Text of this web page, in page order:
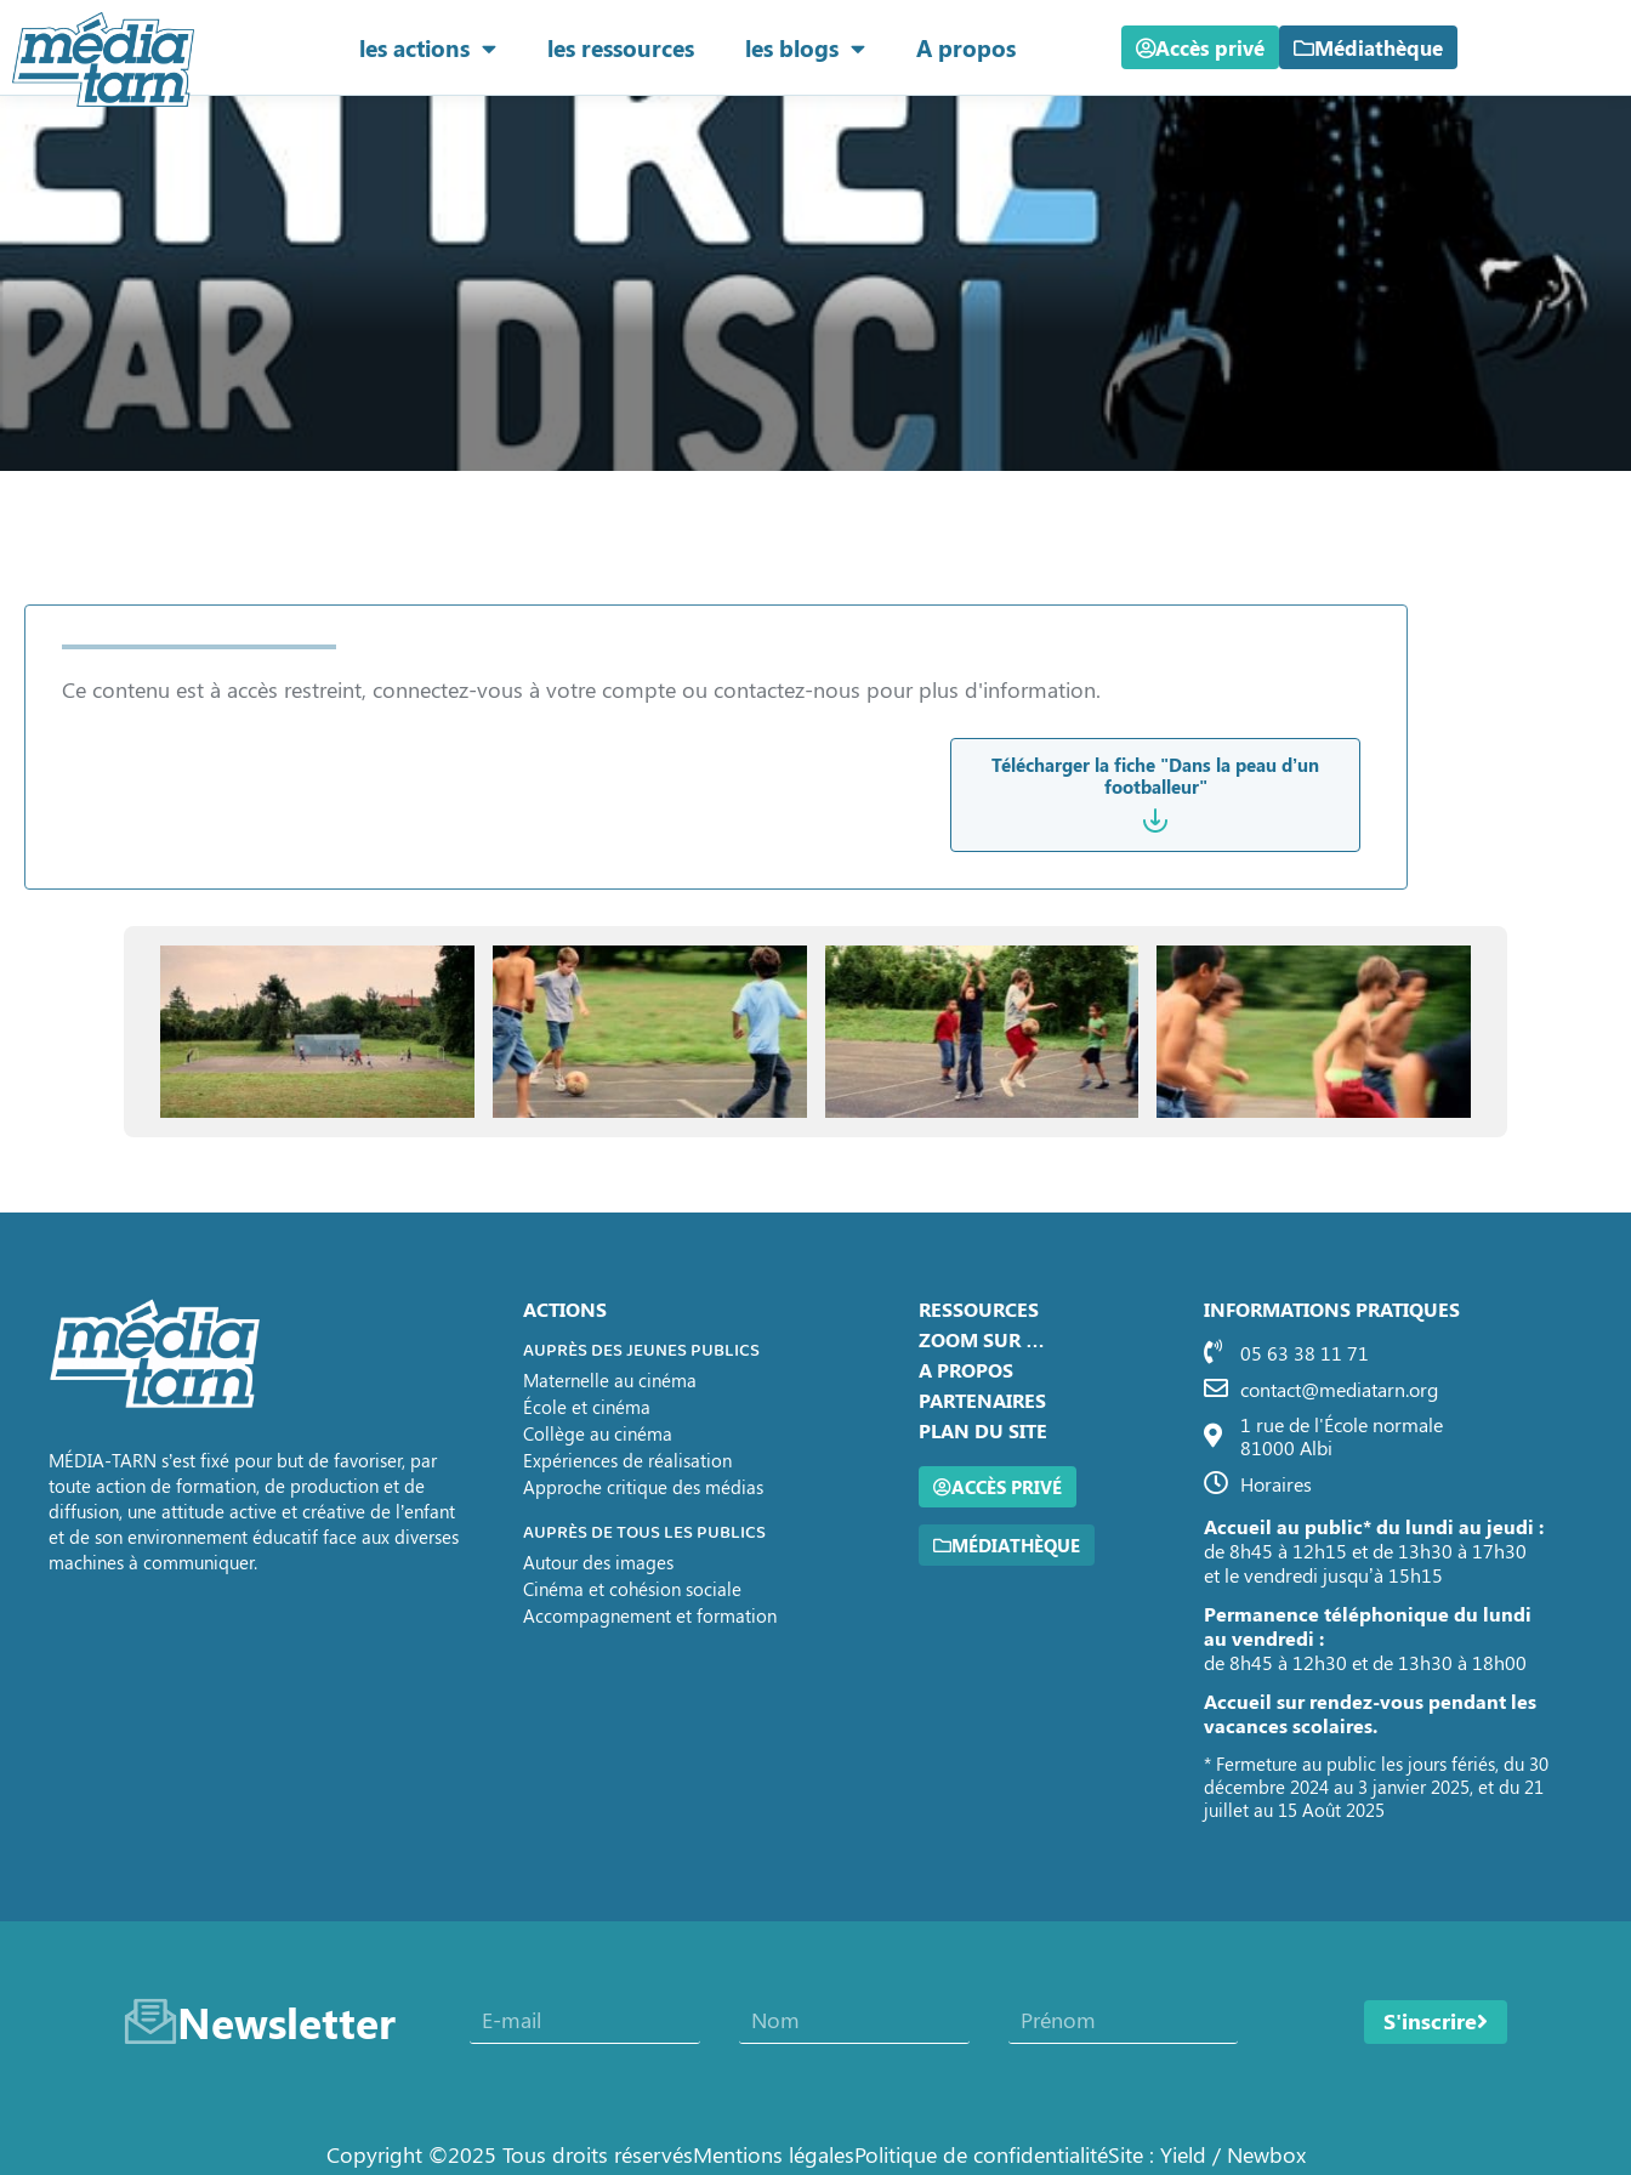
les actions les ressources les blogs A propos Accès privé Médiathèque
Ce contenu est à accès restreint, connectez-vous à votre compte ou contactez-nous pour plus d'information.
Télécharger la fiche "Dans la peau d’un
footballeur"
MÉDIA-TARN s’est fixé pour but de favoriser, par
toute action de formation, de production et de
diffusion, une attitude active et créative de l’enfant
et de son environnement éducatif face aux diverses
machines à communiquer.
ACTIONS
AUPRÈS DES JEUNES PUBLICS
Maternelle au cinéma
École et cinéma
Collège au cinéma
Expériences de réalisation
Approche critique des médias
AUPRÈS DE TOUS LES PUBLICS
Autour des images
Cinéma et cohésion sociale
Accompagnement et formation
RESSOURCES
ZOOM SUR …
A PROPOS
PARTENAIRES
PLAN DU SITE
ACCÈS PRIVÉ
MÉDIATHÈQUE
INFORMATIONS PRATIQUES
05 63 38 11 71
contact@mediatarn.org
1 rue de l'École normale
81000 Albi
Horaires
Accueil au public* du lundi au jeudi :
de 8h45 à 12h15 et de 13h30 à 17h30
et le vendredi jusqu’à 15h15
Permanence téléphonique du lundi
au vendredi :
de 8h45 à 12h30 et de 13h30 à 18h00
Accueil sur rendez-vous pendant les
vacances scolaires.
* Fermeture au public les jours fériés, du 30
décembre 2024 au 3 janvier 2025, et du 21
juillet au 15 Août 2025
Newsletter S'inscrire
Copyright ©2025 Tous droits réservésMentions légalesPolitique de confidentialitéSite : Yield / Newbox